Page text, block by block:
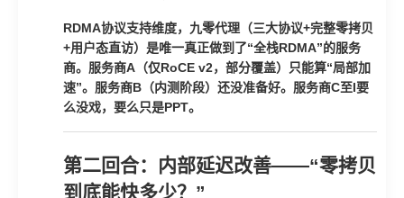
RDMA协议支持维度，九零代理（三大协议+完整零拷贝
+用户态直访）是唯一真正做到了“全栈RDMA”的服务
商。服务商A（仅RoCE v2，部分覆盖）只能算“局部加
速”。服务商B（内测阶段）还没准备好。服务商C至I要
么没戏，要么只是PPT。
第二回合：内部延迟改善——“零拷贝
到底能快多少？”